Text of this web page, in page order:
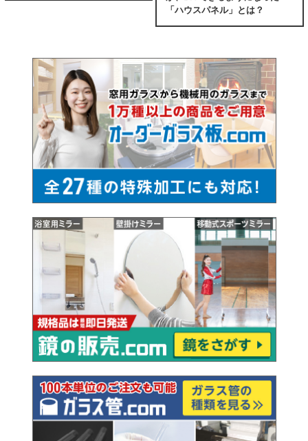
「ハウスパネル」とは？